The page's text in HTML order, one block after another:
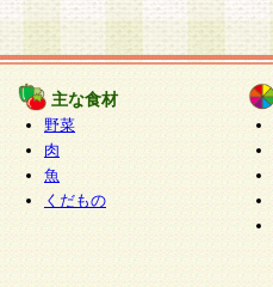
主な食材
野菜
肉
魚
くだもの